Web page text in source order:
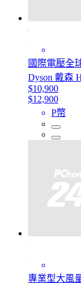
國際電壓全
Dyson 戴森
$10,900
$12,900
P幣
專業型大風